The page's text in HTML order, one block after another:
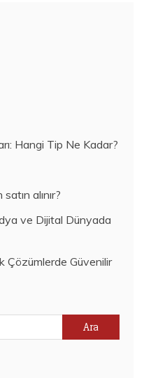
Hangi Tip Ne Kadar?
alınır?
ve Dijital Dünyada
Çözümlerde Güvenilir